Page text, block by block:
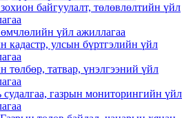
байгуулалт, төлөвлөлтийн үйл
өмчлөлийн үйл ажиллагаа
кадастр, улсын бүртгэлийн үйл
төлбөр, татвар, үнэлгээний үйл
судалгаа, газрын мониторингийн үйл